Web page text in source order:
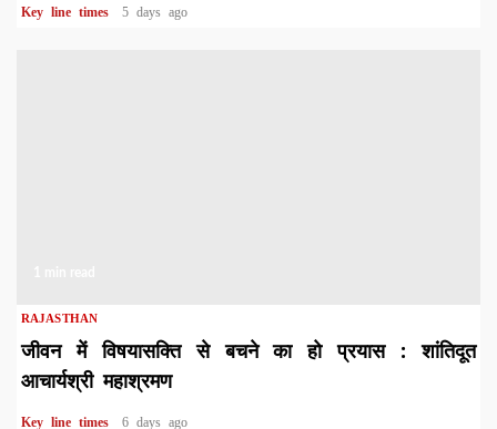
Key line times 5 days ago
RAJASTHAN
जीवन में विषयासक्ति से बचने का हो प्रयास : शांतिदूत
आचार्यश्री महाश्रमण
Key line times 6 days ago